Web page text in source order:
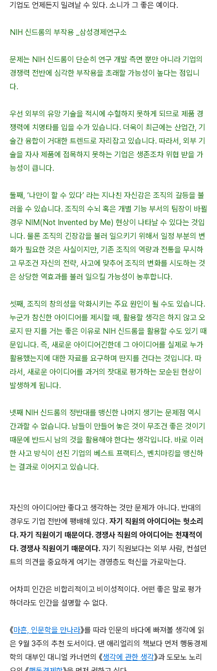
기업도 언제든지 밀려날 수 있다. 소니가 그 좋은 예이다.
NIH 신드롬의 부작용 _삼성경제연구소
문제는 NIH 신드롬이 단순히 연구 개발 측면 뿐만 아니라 기업의
경쟁력 전반에 심각한 부작용을 초래할 가능성이 높다는 점입니
다.
우선 외부의 유망 기술을 적시에 수혈하지 못하게 되므로 제품 경
쟁력에 치명타를 입을 수가 있습니다. 더욱이 최근에는 산업간, 기
술간 융합이 거대한 트렌드로 자리잡고 있습니다. 따라서, 외부 기
술을 자사 제품에 접목하지 못하는 기업은 생존조차 위협 받을 가
능성이 큽니다.
둘째, ‘나만이 할 수 있다’ 라는 지나친 자신감은 조직의 갈등을 불
러올 수 있습니다. 조직의 수뇌 혹은 개별 기능 부서의 팀장이 바뀔
경우 NIM(Not Invented by Me) 현상이 나타날 수 있다는 것입
니다. 물론 조직의 긴장감을 불러 일으키기 위해서 일정 부분의 변
화가 필요한 것은 사실이지만, 기존 조직의 역량과 전통을 무시하
고 무조건 자신의 전략, 사고에 맞추어 조직의 변화를 시도하는 것
은 상당한 역효과를 불러 일으킬 가능성이 농후합니다.
셋째, 조직의 창의성을 악화시키는 주요 원인이 될 수도 있습니다.
누군가 참신한 아이디어를 제시할 때, 활용할 생각은 하지 않고 오
로지 딴 지를 거는 좋은 이유로 NIH 신드롬을 활용할 수도 있기 때
문입니다. 즉, 새로운 아이디어긴한데 그 아이디어를 실제로 누가
활용했는지에 대한 자료를 요구하며 딴지를 건다는 것입니다. 따
라서, 새로운 아이디어를 과거의 잣대로 평가하는 모순된 현상이
발생하게 됩니다.
넷째 NIH 신드롬의 정반대를 맹신한 나머지 생기는 문제점 역시
간과할 수 없습니다. 남들이 만들어 놓은 것이 무조건 좋은 것이기
때문에 반드시 남의 것을 활용해야 한다는 생각입니다. 바로 이러
한 사고 방식이 선진 기업의 베스트 프랙티스, 벤치마킹을 맹신하
는 결과로 이어지고 있습니다.
자신의 아이디어만 좋다고 생각하는 것만 문제가 아니다. 반대의
경우도 기업 전반에 팽배해 있다. 자기 직원의 아이디어는 헛소리
다. 자기 직원이기 때문이다. 경쟁사 직원의 아이디어는 천재적이
다. 경쟁사 직원이기 때문이다. 자기 직원보다는 외부 사람, 컨설던
트의 의견을 중요하게 여기는 경영층도 혁신을 가로막는다.
어차피 인간은 비합리적이고 비이성적이다. 어떤 좋은 말로 평가
하더라도 인간을 설명할 수 없다.
《마흔, 인문학을 만나라》를 따라 인문의 바다에 빠져볼 생각에 읽
은 9월 3주의 추천 도서이다. 댄 애리얼리의 책보다 먼저 행동경제
학의 대부인 대니얼 카너먼의 《생각에 관한 생각》과 도모노 노리